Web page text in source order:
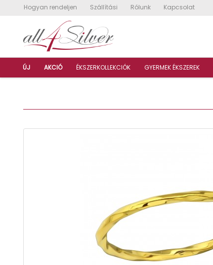
Hogyan rendeljen Szállítási Rólunk Kapcsolat
ÚJ AKCIÓ ÉKSZERKOLLEKCIÓK GYERMEK ÉKSZEREK